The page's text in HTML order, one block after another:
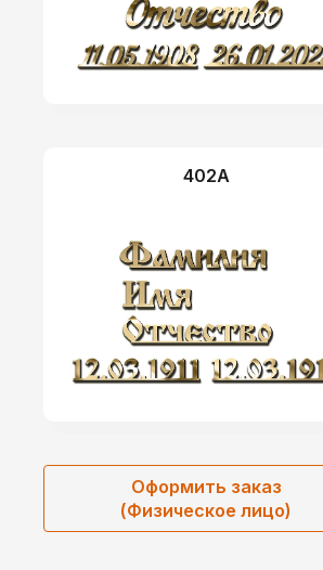
402А
Оформить заказ
(Физическое лицо)